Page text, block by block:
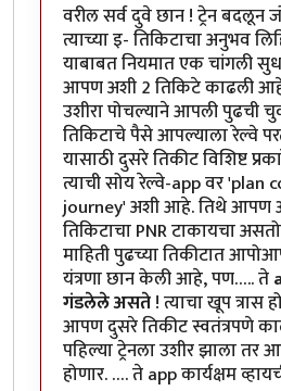
वरील सर्व दुवे छान ! ट्रेन बदलून
त्याच्या इ- तिकिटाचा अनुभव
याबाबत नियमात एक चांगली
आपण अशी 2 तिकिटे काढली
उशीरा पोचल्याने आपली पुढची
तिकिटाचे पैसे आपल्याला रेल्वे
यासाठी दुसरे तिकीट विशिष्ट
त्याची सोय रेल्वे-app वर 'plan
journey' अशी आहे. तिथे आपण
तिकिटाचा PNR टाकायचा
माहिती पुढच्या तिकीटात
यंत्रणा छान केली आहे, पण….. ते
गंडलेले असते! त्याचा खूप त्रास
आपण दुसरे तिकीट स्वतंत्रपणे
पहिल्या ट्रेनला उशीर झाला
होणार. …. ते app कार्यक्षम